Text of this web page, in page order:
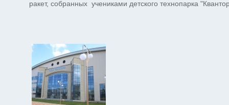
ракет, собранных учениками детского технопарка